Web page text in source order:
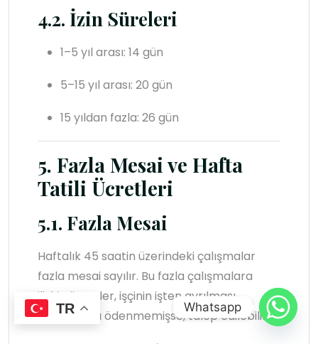
4.2. İzin Süreleri
1–5 yıl arası: 14 gün
5–15 yıl arası: 20 gün
15 yıldan fazla: 26 gün
5. Fazla Mesai ve Hafta
Tatili Ücretleri
5.1. Fazla Mesai
Haftalık 45 saatin üzerindeki çalışmalar
fazla mesai sayılır. Bu fazla çalışmalara
ilişkin ücretler, işçinin işten ayrılması
durumunda ödenmemişse, talep edilebilir.
TR Whatsapp